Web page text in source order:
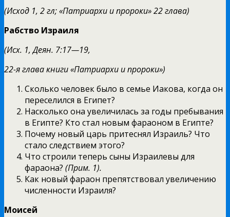
(Исход 1, 2 гл; «Патриархи и пророки» 22 глава)
Рабство Израиля
(Исх. 1, Деян. 7:17—19,
22-я глава книги «Патриархи и пророки»)
Сколько человек было в семье Иакова, когда он
переселился в Египет?
Насколько она увеличилась за годы пребывания
в Египте? Кто стал новым фараоном в Египте?
Почему новый царь притеснял Израиль? Что
стало следствием этого?
Что строили теперь сыны Израилевы для
фараона? (Прим. 1).
Как новый фараон препятствовал увеличению
численности Израиля?
Моисей